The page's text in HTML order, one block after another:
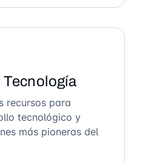
Tecnología
recursos para
tecnológico y
más pioneras del